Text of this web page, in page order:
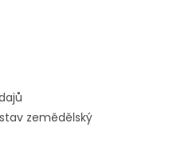
zemědělský